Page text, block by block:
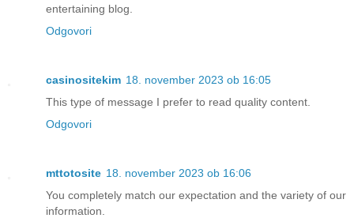
entertaining blog.
Odgovori
casinositekim 18. november 2023 ob 16:05
This type of message I prefer to read quality content.
Odgovori
mttotosite 18. november 2023 ob 16:06
You completely match our expectation and the variety of our
information.